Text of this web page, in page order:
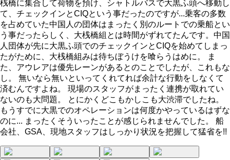
桟橋に集合して荷物を預け、シャトルバスで大黒ふ頭へ移動し
て、チェックインとCIQという事だったのですが...乗客の多数
を占めていた中国人の団体はまったく別のルートでの乗船とい
う事だったらしく、大桟橋組とは時間がずれてたんです。中国
人団体が先に大黒ふ頭でのチェックインとCIQを始めてしまっ
たがために、大桟橋組みは待ちぼうけを喰らうはめに。 ま
た、アウレアは優先レーンがあるとのことでしたが、これもな
し。 無いなら無いといってくれてれば余計な行動をしなくて
済むんですよね。 現場のスタッフがまったく連携が取れてい
ないのも大問題。 とにかくどこもかしこも大渋滞でしたね。
もうすでに大黒でのオペレーションは何度かやっているはずな
のに... まったくそういったことが感じられませんでした。 船
会社、GSA、現地スタッフはしっかり状況を把握して猛省を!!